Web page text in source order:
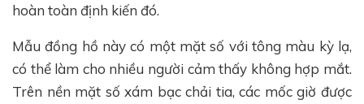
hoàn toàn định kiến đó.
Mẫu đồng hồ này có một mặt số với tông màu kỳ lạ,
có thể làm cho nhiều người cảm thấy không hợp mắt.
Trên nền mặt số xám bạc chải tia, các mốc giờ được